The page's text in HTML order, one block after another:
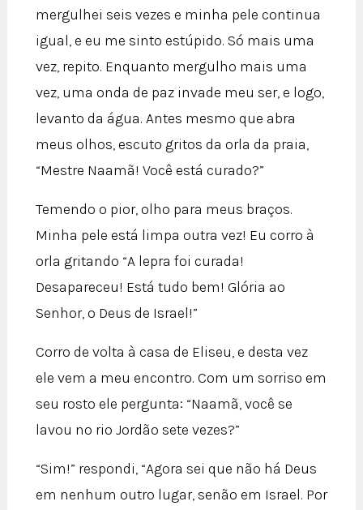
mergulhei seis vezes e minha pele continua
igual, e eu me sinto estúpido. Só mais uma
vez, repito. Enquanto mergulho mais uma
vez, uma onda de paz invade meu ser, e logo,
levanto da água. Antes mesmo que abra
meus olhos, escuto gritos da orla da praia,
“Mestre Naamã! Você está curado?”
Temendo o pior, olho para meus braços.
Minha pele está limpa outra vez! Eu corro à
orla gritando “A lepra foi curada!
Desapareceu! Está tudo bem! Glória ao
Senhor, o Deus de Israel!”
Corro de volta à casa de Eliseu, e desta vez
ele vem a meu encontro. Com um sorriso em
seu rosto ele pergunta: “Naamã, você se
lavou no rio Jordão sete vezes?”
“Sim!” respondi, “Agora sei que não há Deus
em nenhum outro lugar, senão em Israel. Por